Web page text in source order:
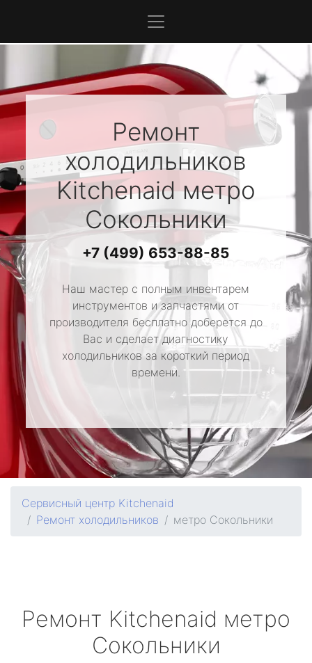
Ремонт
холодильников
Kitchenaidметро
Сокольники
+7 (499) 653-88-85
Наш мастер с полным инвентарем
инструментов и запчастями от
производителя бесплатно доберется до
Вас и сделает диагностику
холодильников за короткий период
времени.
Сервисный центр Kitchenaid
Ремонт холодильников
метро Сокольники
Ремонт Kitchenaid метро
Сокольники